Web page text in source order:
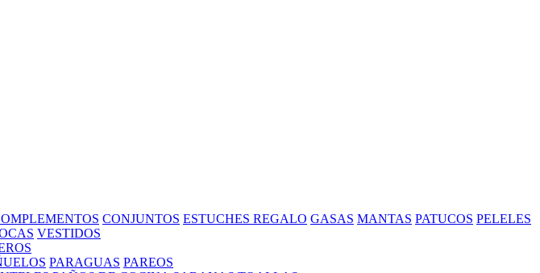
CONJUNTOS ESTUCHES REGALO GASAS MANTAS PATUCOS PELELES
VESTIDOS
PARAGUAS PAREOS